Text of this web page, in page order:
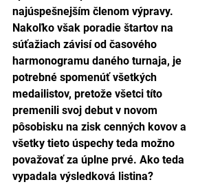
najúspešnejším členom výpravy.
Nakoľko však poradie štartov na
súťažiach závisí od časového
harmonogramu daného turnaja, je
potrebné spomenúť všetkých
medailistov, pretože všetci títo
premenili svoj debut v novom
pôsobisku na zisk cenných kovov a
všetky tieto úspechy teda možno
považovať za úplne prvé. Ako teda
vypadala výsledková listina?